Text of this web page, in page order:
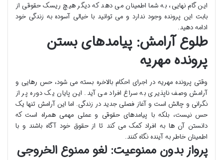
این گام نهایی، به شما اطمینان می دهد که دیگر هیچ ریسک حقوقی از
بابت این پرونده وجود ندارد و می توانید با خیالی آسوده به زندگی خود
ادامه دهید.
طلوع آرامش: پیامدهای بستن
پرونده مهریه
وقتی پرونده مهریه در اجرای احکام بالاخره بسته می شود، حس رهایی و
آرامش وصف ناپذیری به سراغ افراد می آید. این پایان یک دوره پر از
نگرانی و چالش است و آغاز فصلی جدید در زندگی. اما این آرامش تنها یک
حس نیست، بلکه با پیامدهای حقوقی و عملی مهمی همراه است که
دانستن آن ها به افراد کمک می کند تا از حقوق خود آگاه باشند و با
اطمینان خاطر به آینده نگاه کنند.
پرواز بدون ممنوعیت: لغو ممنوع الخروجی